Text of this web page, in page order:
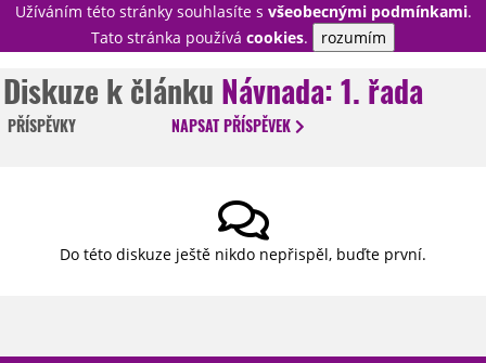
Užíváním této stránky souhlasíte s všeobecnými podmínkami.
Tato stránka používá cookies. rozumím
PŘIHLÁSIT
DISKUZE
STATISTIKY
TIRÁŽ
Diskuze k článku Návnada: 1. řada
PŘÍSPĚVKY NAPSATPŘÍSPĚVEK
Do této diskuze ještě nikdo nepřispěl, buďte první.